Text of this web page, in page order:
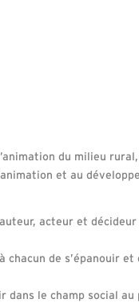
du milieu
et au
acteur et décideur
de s’épanouir et
dans le champ social au